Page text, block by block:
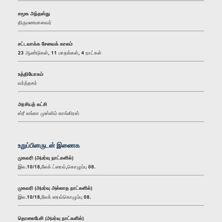
சமூக அந்தஸ்து
திருமணமானவர்
சட்டவாக்க சேவைக் காலம்
23 ஆண்டுகள், 11 மாதங்கள், 4 நாட்கள்
உத்தியோகம்
வர்த்தகர்
அரசியற் கட்சி
ஸ்ரீ லங்கா முஸ்லிம் காங்கிரஸ்
உறுப்பினருடன் இணைக
முகவரி (அமர்வு நாட்களில்)
இல.10/18,லேக் ட்ரைவ்,கொழும்பு 08.
முகவரி (அமர்வு அல்லாத நாட்களில்)
இல.10/18,லேக் ரைவ்கொழும்பு 08.
தொலைபேசி (அமர்வு நாட்களில்)